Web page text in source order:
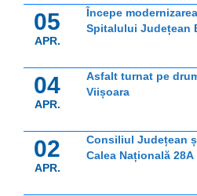
05
APR.
Începe
Spitalului Județean
04
APR.
Asfalt turnat pe
Viișoara
02
APR.
Consiliul Județean
Calea Națională 28A